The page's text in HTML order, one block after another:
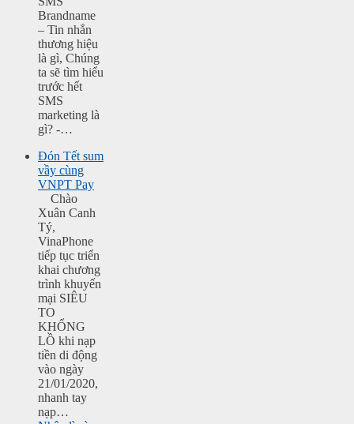
Brandname
– Tin nhắn
thương hiệu
là gì, Chúng
ta sẽ tìm hiểu
trước hết
SMS
marketing là
gì? -…
Đón Tết sum
vầy cùng
VNPT Pay
Chào
Xuân Canh
Tý,
VinaPhone
tiếp tục triển
khai chương
trình khuyến
mại SIÊU
TO
KHỔNG
LỒ khi nạp
tiền di động
vào ngày
21/01/2020,
nhanh tay
nạp…